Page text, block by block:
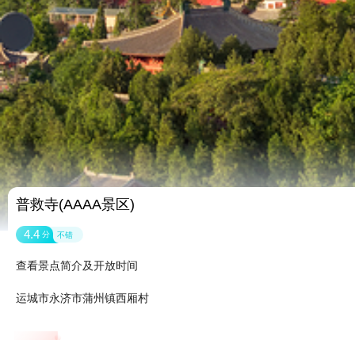
普救寺(AAAA景区)
4.4 分 不错
查看景点简介及开放时间
运城市永济市蒲州镇西厢村